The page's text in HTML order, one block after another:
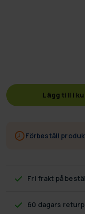
Lägg till i
Förbeställ
Fri frakt på
60 dagars